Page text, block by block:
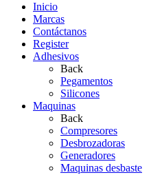
Inicio
Marcas
Contáctanos
Register
Adhesivos
Back
Pegamentos
Silicones
Maquinas
Back
Compresores
Desbrozadoras
Generadores
Maquinas desbaste